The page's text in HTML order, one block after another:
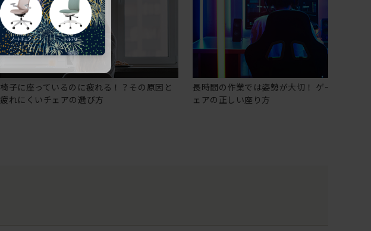
椅子に座っているのに疲れる！？その原因と
疲れにくいチェアの選び方
長時間の作業では姿勢が大切！ ゲーミングチ
ェアの正しい座り方